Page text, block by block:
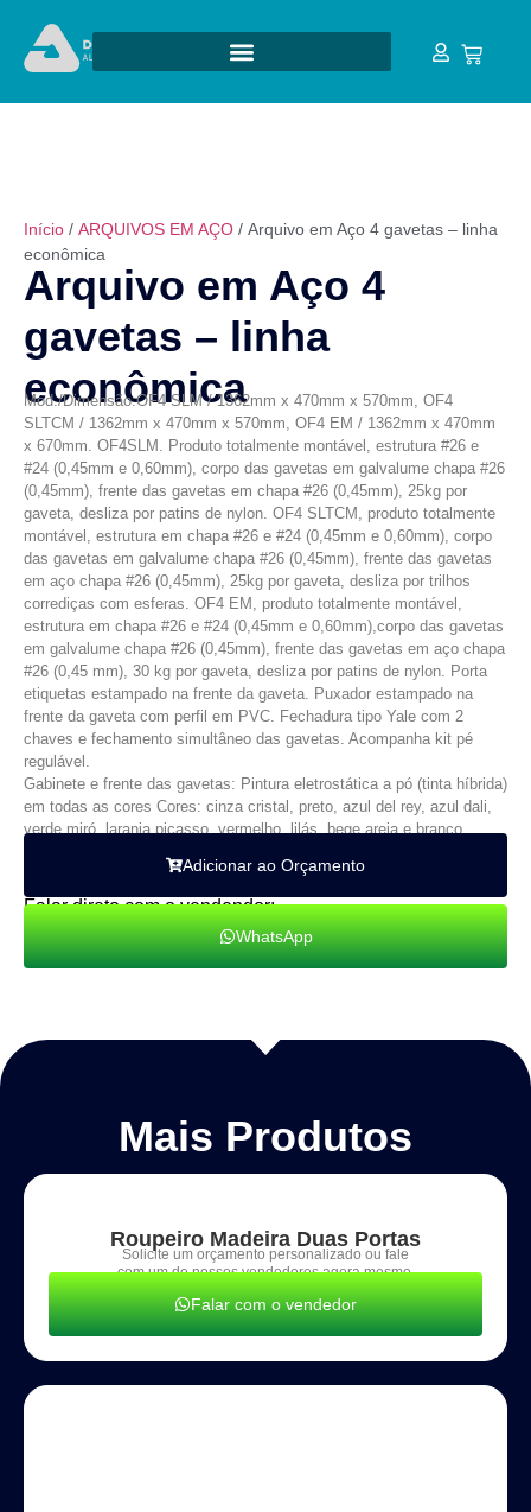
Início / ARQUIVOS EM AÇO / Arquivo em Aço 4 gavetas – linha
econômica
Arquivo em Aço 4
gavetas – linha
econômica
Mod./Dimensão:OF4 SLM / 1362mm x 470mm x 570mm, OF4
SLTCM / 1362mm x 470mm x 570mm, OF4 EM / 1362mm x 470mm
x 670mm. OF4SLM. Produto totalmente montável, estrutura #26 e
#24 (0,45mm e 0,60mm), corpo das gavetas em galvalume chapa #26
(0,45mm), frente das gavetas em chapa #26 (0,45mm), 25kg por
gaveta, desliza por patins de nylon. OF4 SLTCM, produto totalmente
montável, estrutura em chapa #26 e #24 (0,45mm e 0,60mm), corpo
das gavetas em galvalume chapa #26 (0,45mm), frente das gavetas
em aço chapa #26 (0,45mm), 25kg por gaveta, desliza por trilhos
corrediças com esferas. OF4 EM, produto totalmente montável,
estrutura em chapa #26 e #24 (0,45mm e 0,60mm),corpo das gavetas
em galvalume chapa #26 (0,45mm), frente das gavetas em aço chapa
#26 (0,45 mm), 30 kg por gaveta, desliza por patins de nylon. Porta
etiquetas estampado na frente da gaveta. Puxador estampado na
frente da gaveta com perfil em PVC. Fechadura tipo Yale com 2
chaves e fechamento simultâneo das gavetas. Acompanha kit pé
regulável.
Gabinete e frente das gavetas: Pintura eletrostática a pó (tinta híbrida)
em todas as cores Cores: cinza cristal, preto, azul del rey, azul dali,
verde miró, laranja picasso, vermelho, lilás, bege areia e branco.
Adicionar ao Orçamento
Falar direto com o vendendor:
WhatsApp
Mais Produtos
Roupeiro Madeira Duas Portas
Solicite um orçamento personalizado ou fale
com um de nossos vendedores agora mesmo.
Falar com o vendedor